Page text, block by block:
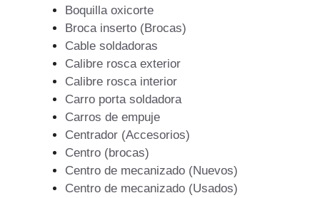
Boquilla oxicorte
Broca inserto (Brocas)
Cable soldadoras
Calibre rosca exterior
Calibre rosca interior
Carro porta soldadora
Carros de empuje
Centrador (Accesorios)
Centro (brocas)
Centro de mecanizado (Nuevos)
Centro de mecanizado (Usados)